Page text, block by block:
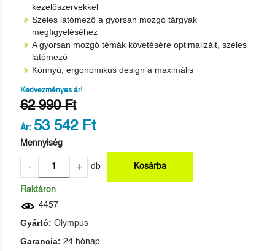
kezelőszervekkel
Széles látómező a gyorsan mozgó tárgyak
megfigyeléséhez
A gyorsan mozgó témák követésére optimalizált, széles
látómező
Könnyű, ergonomikus design a maximális
Kedvezményes ár!
62 990 Ft
Ár: 53 542 Ft
Mennyiség
- + db Kosárba
Raktáron
4457
Gyártó: Olympus
Garancia: 24 hónap